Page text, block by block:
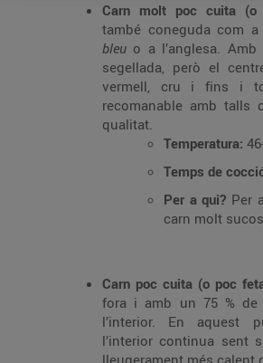
Carn molt poc cuita
també coneguda com
bleu o a l’anglesa.
segellada, però el
vermell, cru i fins i
recomanable amb talls
qualitat.
Temperatura:
Temps de
Per a qui? Per
carn molt
Carn poc cuita (o poc
fora i amb un 75 % de
l’interior. En aquest
l’interior continua sent
lleugerament més calent